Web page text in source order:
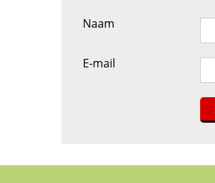
Naam
E-mail